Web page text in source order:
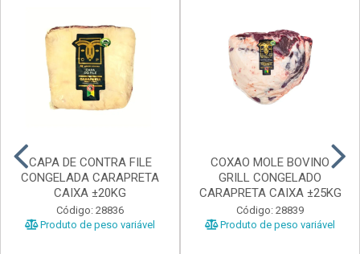
CAPA DE CONTRA FILE
CONGELADA CARAPRETA
CAIXA ±20KG
Código: 28836
Produto de peso variável
COXAO MOLE BOVINO
GRILL CONGELADO
CARAPRETA CAIXA ±25KG
Código: 28839
Produto de peso variável